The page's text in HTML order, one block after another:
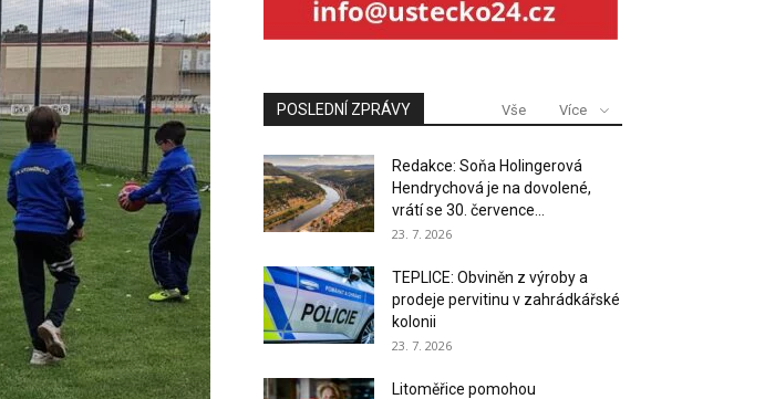
POSLEDNÍ ZPRÁVY Vše Více
Redakce: Soňa Holingerová
Hendrychová je na dovolené,
vrátí se 30. července...
23. 7. 2026
TEPLICE: Obviněn z výroby a
prodeje pervitinu v zahrádkářské
kolonii
23. 7. 2026
Litoměřice pomohou